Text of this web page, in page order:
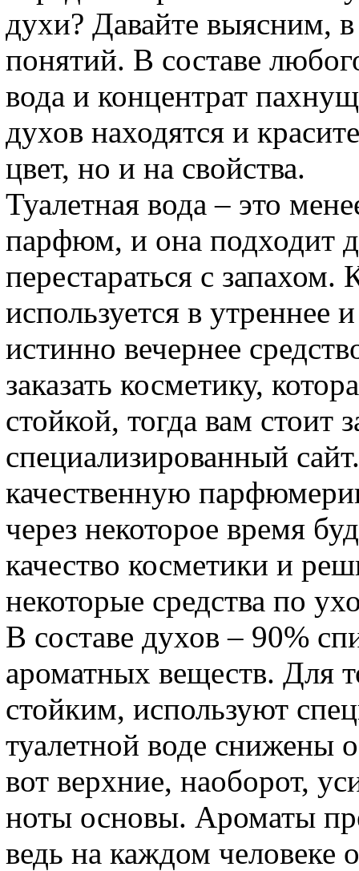
духи? Давайте выясним,
понятий. В составе
вода и концентрат
духов находятся и
цвет, но и на свойства.
Туалетная вода – это
парфюм, и она подходит
перестараться с запахом.
используется в утреннее
истинно вечернее
заказать косметику,
стойкой, тогда вам стоит
специализированный
качественную
через некоторое время
качество косметики и
некоторые средства по
В составе духов – 90%
ароматных веществ. Для
стойким, используют
туалетной воде снижены
вот верхние, наоборот,
ноты основы. Ароматы
ведь на каждом человеке